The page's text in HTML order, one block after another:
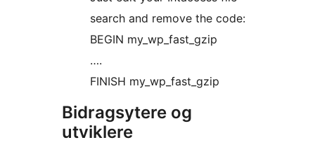
search and remove the code:
BEGIN my_wp_fast_gzip
….
FINISH my_wp_fast_gzip
Bidragsytere og
utviklere